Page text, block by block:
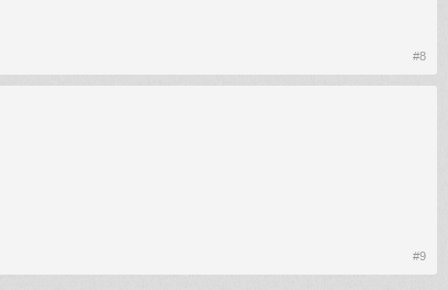
#8
#9